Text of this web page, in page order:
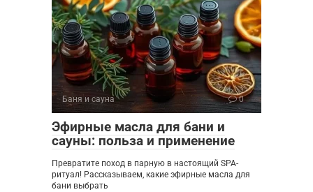
Баня и сауна 0
Эфирные масла для бани и
сауны: польза и применение
Превратите поход в парную в настоящий SPA-
ритуал! Рассказываем, какие эфирные масла для
бани выбрать